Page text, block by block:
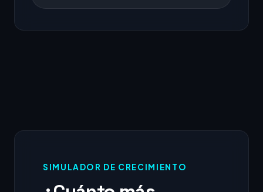
SIMULADOR DE CRECIMIENTO